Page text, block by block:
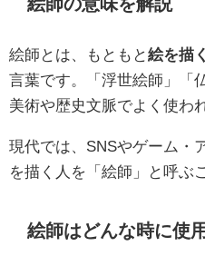
絵師とは、もともと絵を描
言葉です。「浮世絵師」「
美術や歴史文脈でよく使わ
現代では、SNSやゲーム・
を描く人を「絵師」と呼ぶ
絵師はどんな時に使